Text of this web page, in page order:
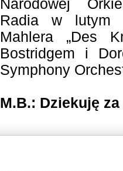
Narodowej
Radia w lutym
Mahlera „Des
Bostridgem i
Symphony
M.B.: Dziekuję